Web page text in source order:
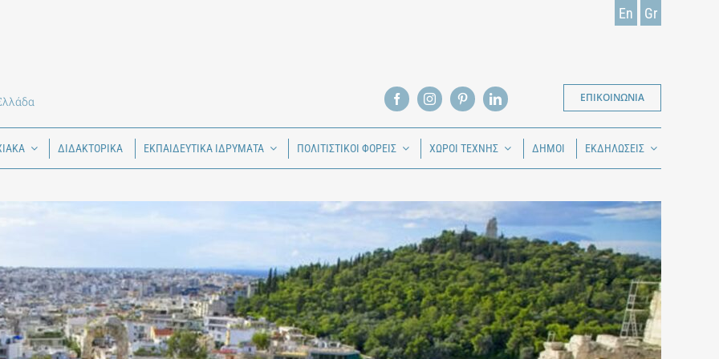
En Gr
ΕΠΙΚΟΙΝΩΝΙΑ
ΔΙΔΑΚΤΟΡΙΚΑ ΕΚΠΑΙΔΕΥΤΙΚΑ ΙΔΡΥΜΑΤΑ ΠΟΛΙΤΙΣΤΙΚΟΙ ΦΟΡΕΙΣ ΧΩΡΟΙ ΤΕΧΝΗΣ ΔΗΜΟΙ ΕΚΔΗΛΩΣΕΙΣ